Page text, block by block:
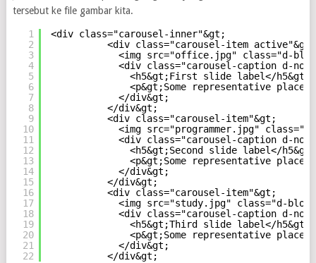
tersebut ke file gambar kita.
1
2
3
4
5
6
7
8
9
10
11
12
13
14
15
16
17
18
19
20
21
22
<div class="carousel-inner"&gt;
<div class="carousel-item active"&gt;
<img src="office.jpg" class="d-
<div class="carousel-caption d-
<h5&gt;First slide label</h5&gt;
<p&gt;Some representative
</div&gt;
</div&gt;
<div class="carousel-item"&gt;
<img src="programmer.jpg"
<div class="carousel-caption d-
<h5&gt;Second slide label</h5&gt;
<p&gt;Some representative
</div&gt;
</div&gt;
<div class="carousel-item"&gt;
<img src="study.jpg" class="d-
<div class="carousel-caption d-
<h5&gt;Third slide label</h5&gt;
<p&gt;Some representative
</div&gt;
</div&gt;